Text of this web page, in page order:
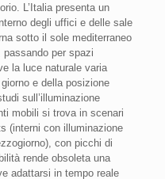
L’Italia presenta un
degli uffici e delle sale
sotto il sole mediterraneo
per spazi
la luce naturale varia
e della posizione
sull’illuminazione
mobili si trova in scenari
(interni con illuminazione
con picchi di
rende obsoleta una
adattarsi in tempo reale